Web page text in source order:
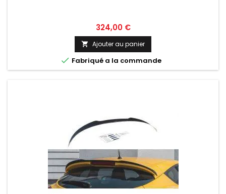
Prix
324,00 €
 Ajouter au panier
 Fabriqué a la commande